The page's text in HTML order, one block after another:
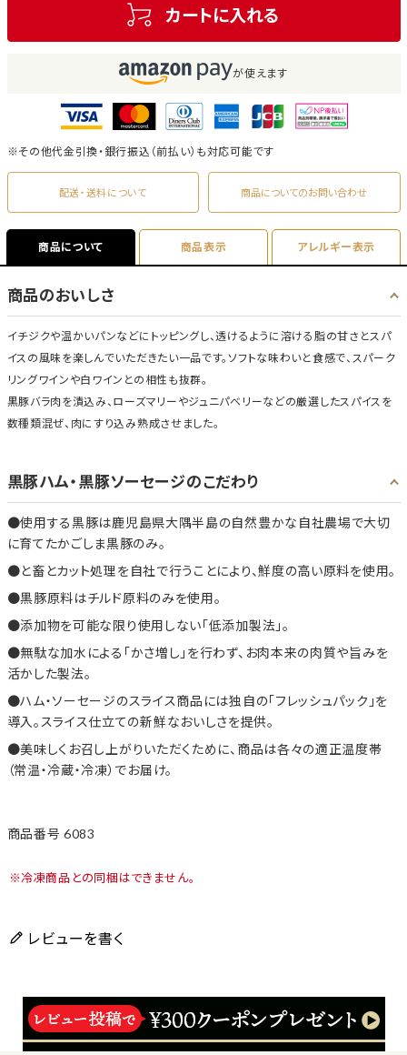
カートに入れる
が使えます
※その他代金引換・銀行振込（前払い）も対応可能です
配送・送料について 商品についてのお問い合わせ
商品について 商品表示 アレルギー表示
商品のおいしさ
イチジクや温かいパンなどにトッピングし、透けるように溶ける脂の甘さとスパ
イスの風味を楽しんでいただきたい一品です。ソフトな味わいと食感で、スパーク
リングワインや白ワインとの相性も抜群。
黒豚バラ肉を漬込み、ローズマリーやジュニパベリーなどの厳選したスパイスを
数種類混ぜ、肉にすり込み熟成させました。
黒豚ハム・黒豚ソーセージのこだわり
使用する黒豚は鹿児島県大隅半島の自然豊かな自社農場で大切
に育てたかごしま黒豚のみ。
と畜とカット処理を自社で行うことにより、鮮度の高い原料を使用。
黒豚原料はチルド原料のみを使用。
添加物を可能な限り使用しない「低添加製法」。
無駄な加水による「かさ増し」を行わず、お肉本来の肉質や旨みを
活かした製法。
ハム・ソーセージのスライス商品には独自の「フレッシュパック」を
導入。スライス仕立ての新鮮なおいしさを提供。
美味しくお召し上がりいただくために、商品は各々の適正温度帯
（常温・冷蔵・冷凍）でお届け。
商品番号 6083
冷凍商品との同梱はできません。
レビューを書く